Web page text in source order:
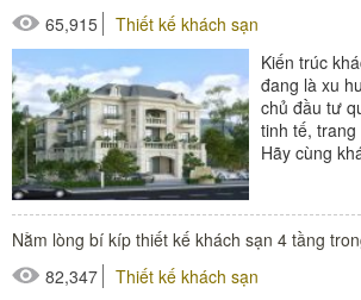
65,915
Thiết kế khách sạn
Kiến trúc
đang là xu
chủ đầu tư
tinh tế,
Hãy cùng
#thiết bị
Nằm lòng bí kíp thiết kế khách sạn 4 tầng
82,347
Thiết kế khách sạn